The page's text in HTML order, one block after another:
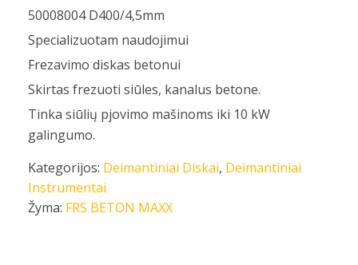
50008004 D400/4,5mm
Specializuotam naudojimui
Frezavimo diskas betonui
Skirtas frezuoti siūles, kanalus betone.
Tinka siūlių pjovimo mašinoms iki 10 kW
galingumo.
Kategorijos: Deimantiniai Diskai, Deimantiniai
Instrumentai
Žyma: FRS BETON MAXX